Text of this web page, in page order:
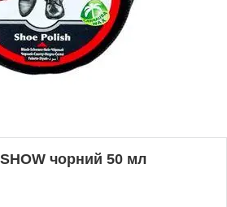
чорний 50 мл